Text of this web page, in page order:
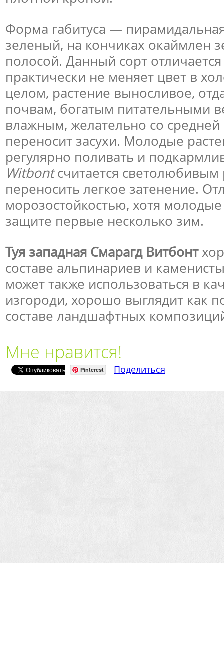
Форма габитуса —
зеленый, на кончиках окаймлен
полосой. Данный сорт
практически не меняет цвет в
целом, растение выносливое,
почвам, богатым питательными
влажным, желательно со
переносит засухи. Молодые
регулярно поливать и
Witbontсчитается светолюбивым
переносить легкое затенение.
морозостойкостью, хотя
защите первые несколько зим.
Туя западная Смарагд Витбонт
составе альпинариев и
может также использоваться в
изгороди, хорошо выглядит как
составе ландшафтных
Мне нравится!
Pinterest Поделиться